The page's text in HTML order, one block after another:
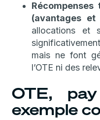
Récompenses
(avantages
allocations et
mais ne font
l’OTE ni des
OTE,
exemple